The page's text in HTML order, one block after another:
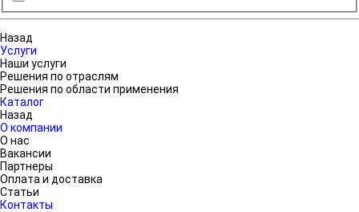
Назад
Услуги
Наши услуги
Решения по отраслям
Решения по области применения
Каталог
Назад
О компании
О нас
Вакансии
Партнеры
Оплата и доставка
Статьи
Контакты